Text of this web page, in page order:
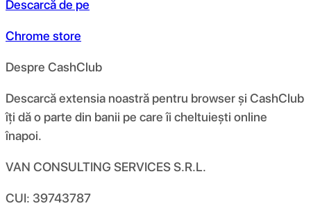
Descarcă de pe
Chrome store
Despre CashClub
Descarcă extensia noastră pentru browser și CashClub
îți dă o parte din banii pe care îi cheltuiești online
înapoi.
VAN CONSULTING SERVICES S.R.L.
CUI: 39743787